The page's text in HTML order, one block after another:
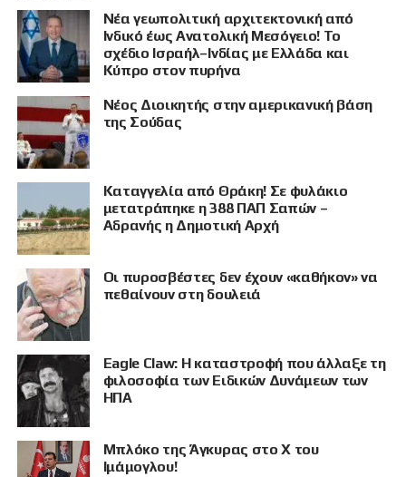
Νέα γεωπολιτική αρχιτεκτονική από
Ινδικό έως Ανατολική Μεσόγειο! Το
σχέδιο Ισραήλ–Ινδίας με Ελλάδα και
Κύπρο στον πυρήνα
Νέος Διοικητής στην αμερικανική βάση
της Σούδας
Καταγγελία από Θράκη! Σε φυλάκιο
μετατράπηκε η 388 ΠΑΠ Σαπών –
Αδρανής η Δημοτική Αρχή
Οι πυροσβέστες δεν έχουν «καθήκον» να
πεθαίνουν στη δουλειά
Eagle Claw: Η καταστροφή που άλλαξε τη
φιλοσοφία των Ειδικών Δυνάμεων των
ΗΠΑ
Μπλόκο της Άγκυρας στο X του
Ιμάμογλου!